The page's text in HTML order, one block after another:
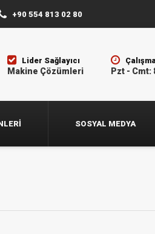
+90 554 813 02 80
SOSYAL MEDYA
Lider Sağlayıcı
Makine Çözümleri Pzt - Cmt: